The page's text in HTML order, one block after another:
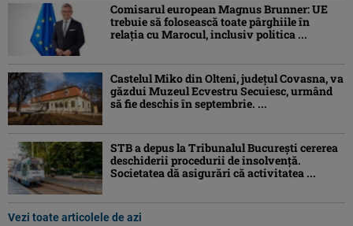
Comisarul european Magnus Brunner: UE
trebuie să folosească toate pârghiile în
relația cu Marocul, inclusiv politica ...
Castelul Miko din Olteni, județul Covasna, va
găzdui Muzeul Ecvestru Secuiesc, urmând
să fie deschis în septembrie. ...
STB a depus la Tribunalul București cererea
deschiderii procedurii de insolvență.
Societatea dă asigurări că activitatea ...
Vezi toate articolele de azi